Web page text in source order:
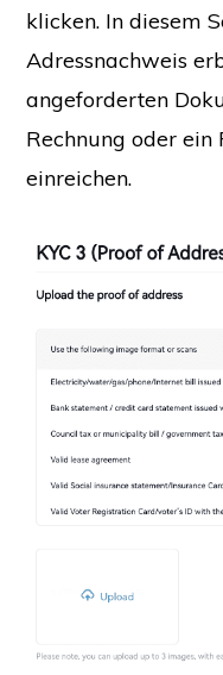
klicken. In diesem
Adressnachweis
angeforderten
Rechnung oder ein
einreichen.